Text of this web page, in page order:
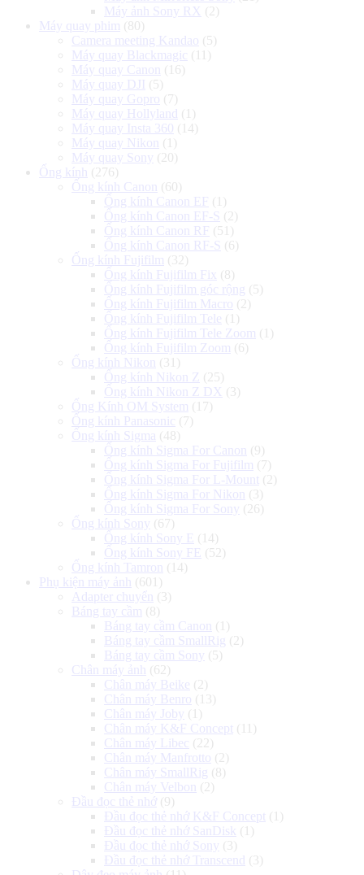
Máy ảnh Sony RX (2)
Máy quay phim (80)
Camera meeting Kandao (5)
Máy quay Blackmagic (11)
Máy quay Canon
(16)
Máy quay DJI (5)
Máy quay Gopro (7)
Máy quay Hollyland
(1)
Máy quay Insta 360 (14)
Máy quay Nikon
(1)
Máy quay Sony (20)
Ống kính
(276)
Ống kính Canon
(60)
Ống kính Canon EF
(1)
Ống kính Canon EF-S (2)
Ống kính Canon RF
(51)
Ống kính Canon RF-S (6)
Ống kính Fujifilm (32)
Ống kính Fujifilm Fix (8)
Ống kính Fujifilm góc rộng (5)
Ống kính Fujifilm Macro (2)
Ống kính Fujifilm Tele (1)
Ống kính Fujifilm Tele Zoom (1)
Ống kính Fujifilm Zoom (6)
Ống kính Nikon
(31)
Ống kính Nikon Z (25)
Ống kính Nikon Z DX (3)
Ống Kính OM System (17)
Ống kính Panasonic (7)
Ống kính Sigma (48)
Ống kính Sigma For Canon
(9)
Ống kính Sigma For Fujifilm (7)
Ống kính Sigma For L-Mount (2)
Ống kính Sigma For Nikon
(3)
Ống kính Sigma For Sony (26)
Ống kính Sony (67)
Ống kính Sony E
(14)
Ống kính Sony FE
(52)
Ống kính Tamron
(14)
Phụ kiện máy ảnh
(601)
Adapter chuyển
(3)
Báng tay cầm (8)
Báng tay cầm Canon
(1)
Báng tay cầm SmallRig (2)
Báng tay cầm Sony (5)
Chân máy ảnh
(62)
Chân máy Beike (2)
Chân máy Benro (13)
Chân máy Joby (1)
Chân máy K&F Concept (11)
Chân máy Libec (22)
Chân máy Manfrotto (2)
Chân máy SmallRig (8)
Chân máy Velbon
(2)
Đầu đọc thẻ nhớ (9)
Đầu đọc thẻ nhớ K&F Concept (1)
Đầu đọc thẻ nhớ SanDisk (1)
Đầu đọc thẻ nhớ Sony (3)
Đầu đọc thẻ nhớ Transcend
(3)